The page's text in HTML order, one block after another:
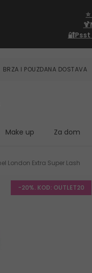
⭐
BRZA I POUZDANA DOSTAVA
Make up Za dom
London Extra Super Lash
-20%. KOD: OUTLET20